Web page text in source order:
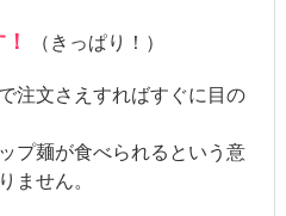
（きっぱり！）
注文さえすればすぐに目の
プ麺が食べられるという意
ません。